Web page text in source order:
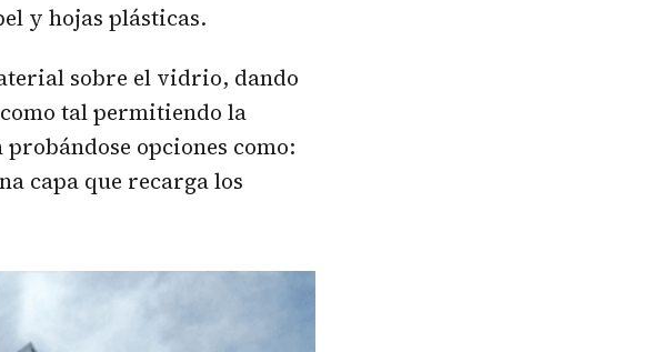
y hojas plásticas.
sobre el vidrio, dando
tal permitiendo la
opciones como:
capa que recarga los